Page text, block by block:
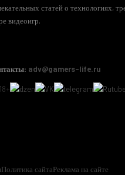
статей о технологиях,
видеоигр.
adv@gamers-life.ru
Политика сайтаРеклама на сайте